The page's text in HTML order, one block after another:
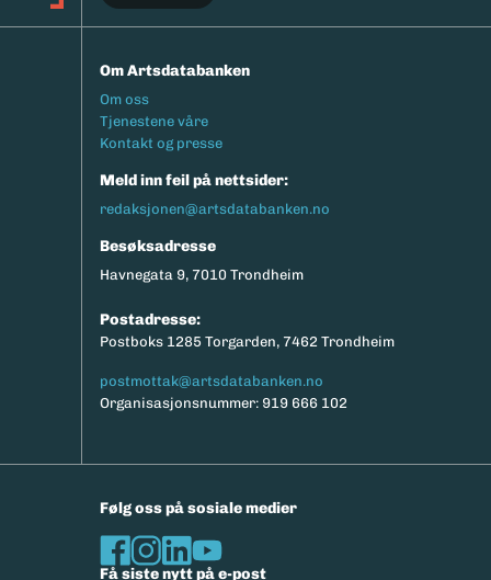
Om Artsdatabanken
Footermeny
Om oss
Tjenestene våre
Kontakt og presse
Meld inn feil på nettsider:
redaksjonen@artsdatabanken.no
Besøksadresse
Havnegata 9, 7010 Trondheim
Postadresse:
Postboks 1285 Torgarden, 7462 Trondheim
postmottak@artsdatabanken.no
Organisasjonsnummer: 919 666 102
Følg oss på sosiale medier
Få siste nytt på e-post